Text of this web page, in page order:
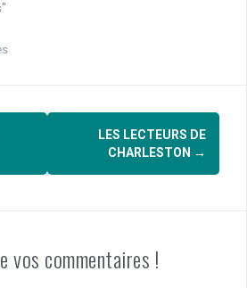
LES LECTEURS DE
CHARLESTON →
vos commentaires !